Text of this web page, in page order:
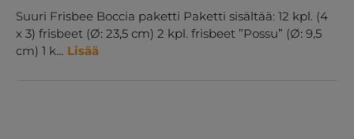
Suuri Frisbee Boccia paketti Paketti sisältää: 12 kpl. (4
x 3) frisbeet (Ø: 23,5 cm) 2 kpl. frisbeet ”Possu” (Ø: 9,5
cm) 1 k… Lisää